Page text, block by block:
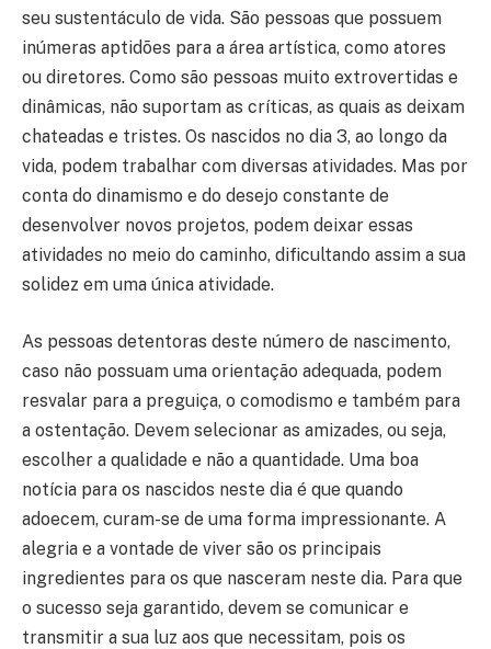
seu sustentáculo de vida. São pessoas que possuem
inúmeras aptidões para a área artística, como atores
ou diretores. Como são pessoas muito extrovertidas e
dinâmicas, não suportam as críticas, as quais as deixam
chateadas e tristes. Os nascidos no dia 3, ao longo da
vida, podem trabalhar com diversas atividades. Mas por
conta do dinamismo e do desejo constante de
desenvolver novos projetos, podem deixar essas
atividades no meio do caminho, dificultando assim a sua
solidez em uma única atividade.
As pessoas detentoras deste número de nascimento,
caso não possuam uma orientação adequada, podem
resvalar para a preguiça, o comodismo e também para
a ostentação. Devem selecionar as amizades, ou seja,
escolher a qualidade e não a quantidade. Uma boa
notícia para os nascidos neste dia é que quando
adoecem, curam-se de uma forma impressionante. A
alegria e a vontade de viver são os principais
ingredientes para os que nasceram neste dia. Para que
o sucesso seja garantido, devem se comunicar e
transmitir a sua luz aos que necessitam, pois os